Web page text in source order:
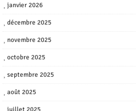
janvier 2026
décembre 2025
novembre 2025
octobre 2025
septembre 2025
août 2025